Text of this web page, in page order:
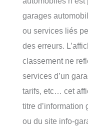
garages
ou services liés
des erreurs.
classement ne
services d’un
tarifs, etc… cet
titre d’information
ou du site info-